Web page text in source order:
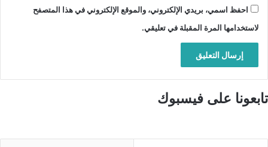
احفظ اسمي، بريدي الإلكتروني، والموقع الإلكتروني في هذا المتصفح
لاستخدامها المرة المقبلة في تعليقي.
تابعونا على فيسبوك